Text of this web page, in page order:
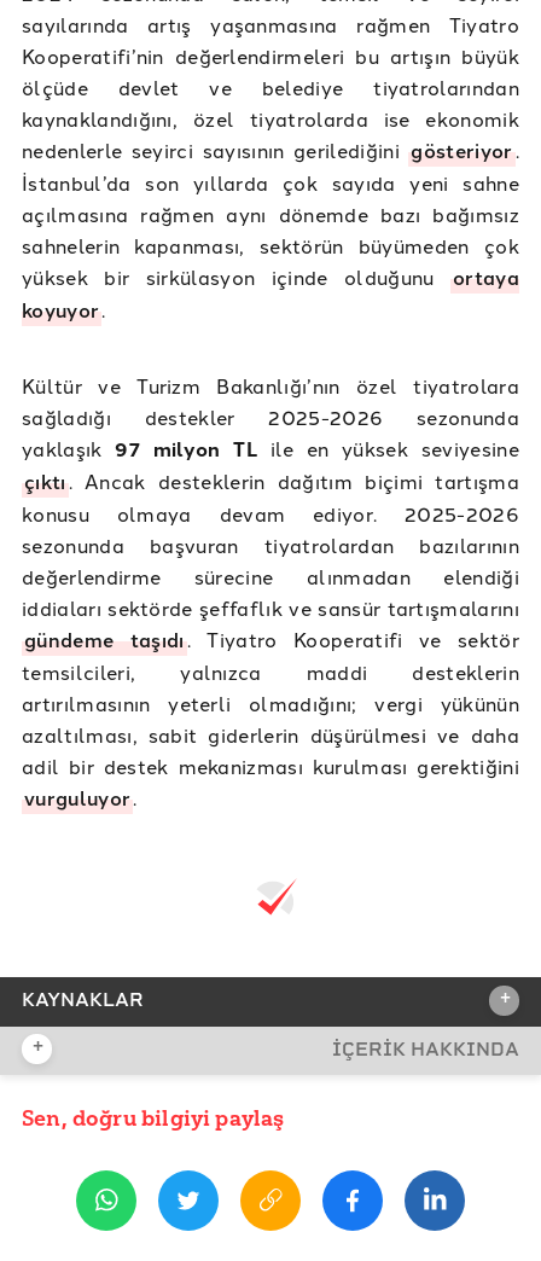
sayılarında artış yaşanmasına rağmen Tiyatro
Kooperatifi’nin değerlendirmeleri bu artışın büyük
ölçüde devlet ve belediye tiyatrolarından
kaynaklandığını, özel tiyatrolarda ise ekonomik
nedenlerle seyirci sayısının gerilediğinigösteriyor.
İstanbul’da son yıllarda çok sayıda yeni sahne
açılmasına rağmen aynı dönemde bazı bağımsız
sahnelerin kapanması, sektörün büyümeden çok
yüksek bir sirkülasyon içinde olduğunuortaya
koyuyor.
Kültür ve Turizm Bakanlığı’nın özel tiyatrolara
sağladığı destekler 2025-2026 sezonunda
yaklaşık97 milyon TL ile en yüksek seviyesine
çıktı. Ancak desteklerin dağıtım biçimi tartışma
konusu olmaya devam ediyor. 2025-2026
sezonunda başvuran tiyatrolardan bazılarının
değerlendirme sürecine alınmadan elendiği
iddiaları sektörde şeffaflık ve sansür tartışmalarını
gündeme taşıdı. Tiyatro Kooperatifi ve sektör
temsilcileri, yalnızca maddi desteklerin
artırılmasının yeterli olmadığını; vergi yükünün
azaltılması, sabit giderlerin düşürülmesi ve daha
adil bir destek mekanizması kurulması gerektiğini
vurguluyor.
KAYNAKLAR +
REFERANSLAR
International Theatre Institute - International Theatre
Day
İKSV - 2024 Dünya Tiyatro Günü Bildirileri
World Theatre Day - Jean COCTEAU
+ İÇERİK HAKKINDA
YAYIN TARİHİ
Sen, doğru bilgiyi paylaş